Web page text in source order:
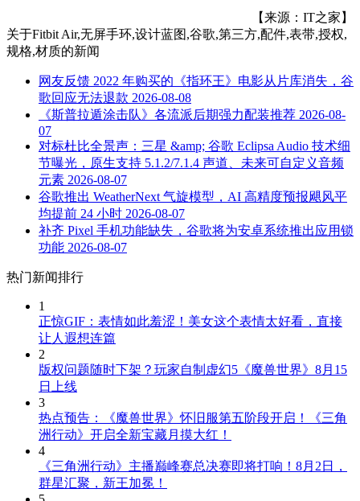
【来源：IT之家】
关于Fitbit Air,无屏手环,设计蓝图,谷歌,第三方,配件,表带,授权,
规格,材质的新闻
网友反馈 2022 年购买的《指环王》电影从片库消失，谷
歌回应无法退款 2026-08-08
《斯普拉遁涂击队》各流派后期强力配装推荐 2026-08-
07
对标杜比全景声：三星 &amp; 谷歌 Eclipsa Audio 技术细
节曝光，原生支持 5.1.2/7.1.4 声道、未来可自定义音频
元素 2026-08-07
谷歌推出 WeatherNext 气旋模型，AI 高精度预报飓风平
均提前 24 小时 2026-08-07
补齐 Pixel 手机功能缺失，谷歌将为安卓系统推出应用锁
功能 2026-08-07
热门新闻排行
1
正惊GIF：表情如此羞涩！美女这个表情太好看，直接
让人遐想连篇
2
版权问题随时下架？玩家自制虚幻5《魔兽世界》8月15
日上线
3
热点预告：《魔兽世界》怀旧服第五阶段开启！《三角
洲行动》开启全新宝藏月摸大红！
4
《三角洲行动》主播巅峰赛总决赛即将打响！8月2日，
群星汇聚，新王加冕！